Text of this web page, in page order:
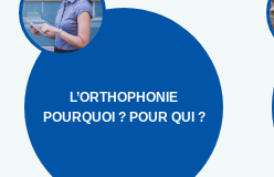
L’ORTHOPHONIE
POURQUOI ? POUR QUI ?